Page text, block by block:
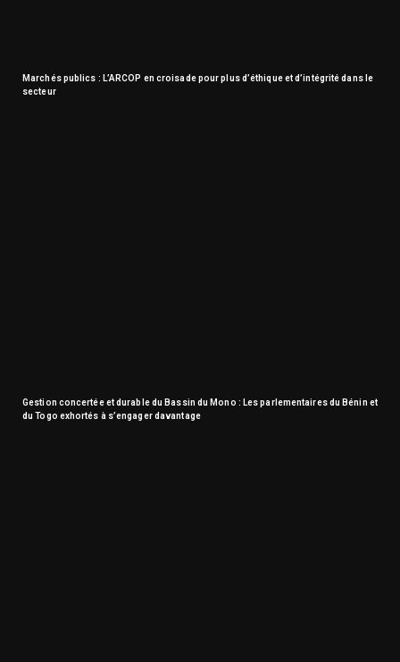
Marchés publics : L’ARCOP en croisade pour plus d’éthique et d’intégrité dans le
secteur
Gestion concertée et durable du Bassin du Mono : Les parlementaires du Bénin et
du Togo exhortés à s’engager davantage